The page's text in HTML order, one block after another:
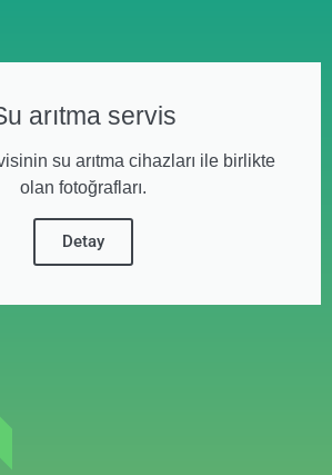
arıtma servis
su arıtma cihazları ile birlikte
olan fotoğrafları.
Detay